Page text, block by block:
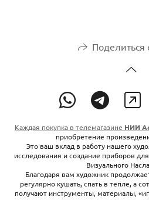
Поделиться
Каждая покупка в телемагазине НИИ
приобретение
Это ваш вклад в работу нашего
исследования и создание приборов
Визуального
Благодаря вам художник
регулярно кушать, спать в тепле, а
получают инструменты, материалы,